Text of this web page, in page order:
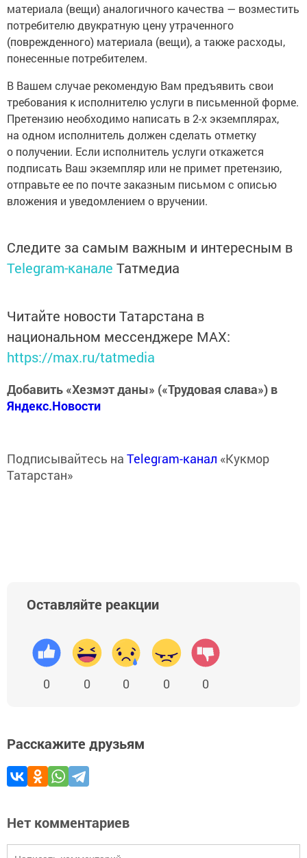
материала (вещи) аналогичного качества — возместить
потребителю двукратную цену утраченного
(поврежденного) материала (вещи), а также расходы,
понесенные потребителем.
В Вашем случае рекомендую Вам предъявить свои
требования к исполнителю услуги в письменной форме.
Претензию необходимо написать в 2-х экземплярах,
на одном исполнитель должен сделать отметку
о получении. Если исполнитель услуги откажется
подписать Ваш экземпляр или не примет претензию,
отправьте ее по почте заказным письмом с описью
вложения и уведомлением о вручении.
Следите за самым важным и интересным в
Telegram-канале Татмедиа
Читайте новости Татарстана в
национальном мессенджере MАХ:
https://max.ru/tatmedia
Добавить «Хезмэт даны» («Трудовая слава») в
Яндекс.Новости
Подписывайтесь на Telegram-канал «Кукмор
Татарстан»
Оставляйте реакции
0 0 0 0 0
Расскажите друзьям
Нет комментариев